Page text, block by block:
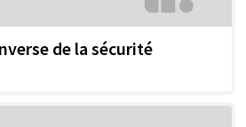
de la sécurité